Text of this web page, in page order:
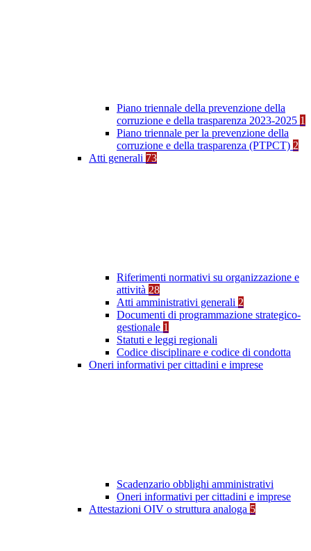
Piano triennale della prevenzione della
corruzione e della trasparenza 2023-2025 1
Piano triennale per la prevenzione della
corruzione e della trasparenza (PTPCT) 2
Atti generali 73
Riferimenti normativi su organizzazione e
attività 28
Atti amministrativi generali 2
Documenti di programmazione strategico-
gestionale 1
Statuti e leggi regionali
Codice disciplinare e codice di condotta
Oneri informativi per cittadini e imprese
Scadenzario obblighi amministrativi
Oneri informativi per cittadini e imprese
Attestazioni OIV o struttura analoga 5